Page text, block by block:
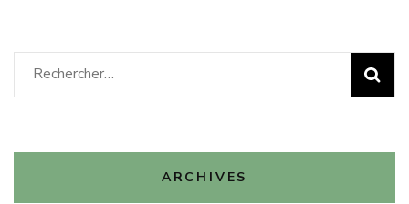
Rechercher :
ARCHIVES